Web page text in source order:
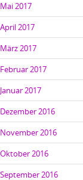
Mai 2017
April 2017
März 2017
Februar 2017
Januar 2017
Dezember 2016
November 2016
Oktober 2016
September 2016